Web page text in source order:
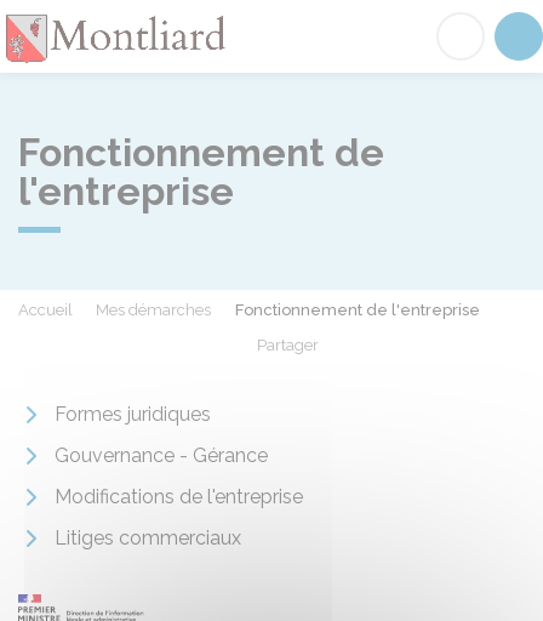
Fonctionnement de
l'entreprise
Accueil Mes démarches
Fonctionnement de l'entreprise
Partager
Formes juridiques
Gouvernance - Gérance
Modifications de l'entreprise
Litiges commerciaux